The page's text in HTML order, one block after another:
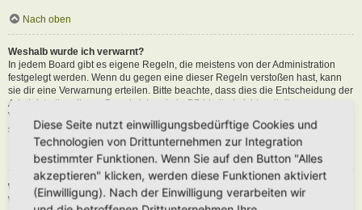
Nach oben
Weshalb wurde ich verwarnt?
In jedem Board gibt es eigene Regeln, die meistens von der Administration
festgelegt werden. Wenn du gegen eine dieser Regeln verstoßen hast, kann
sie dir eine Verwarnung erteilen. Bitte beachte, dass dies die Entscheidung der
Administration dieses Boards ist und phpBB Limited nichts mit dieser
Verwarnung zu tun hat. Kontaktiere einen Administrator, sofern du die nicht
sicher bist, wieso du verwarnt wurdest.
Nach oben
Wie kann ich Beiträge den Moderatoren melden?
Wenn ein Administrator die entsprechenden Berechtigungen vergeben hat,
Diese Seite nutzt einwilligungsbedürftige Cookies und
Technologien von Drittunternehmen zur Integration
bestimmter Funktionen. Wenn Sie auf den Button "Alles
akzeptieren" klicken, werden diese Funktionen aktiviert
(Einwilligung). Nach der Einwilligung verarbeiten wir